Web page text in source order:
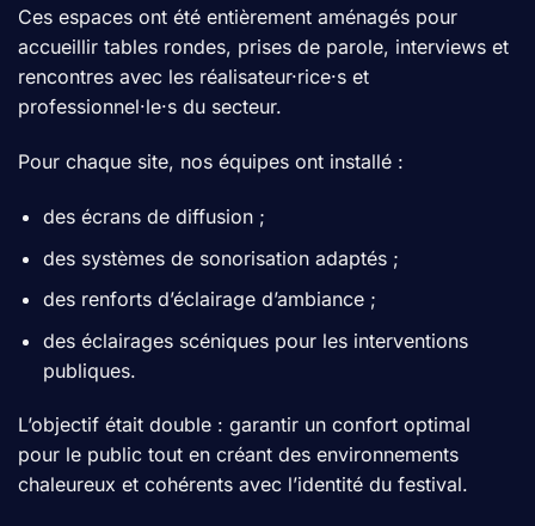
Ces espaces ont été entièrement aménagés pour
accueillir tables rondes, prises de parole, interviews et
rencontres avec les réalisateur·rice·s et
professionnel·le·s du secteur.
Pour chaque site, nos équipes ont installé :
des écrans de diffusion ;
des systèmes de sonorisation adaptés ;
des renforts d’éclairage d’ambiance ;
des éclairages scéniques pour les interventions
publiques.
L’objectif était double : garantir un confort optimal
pour le public tout en créant des environnements
chaleureux et cohérents avec l’identité du festival.